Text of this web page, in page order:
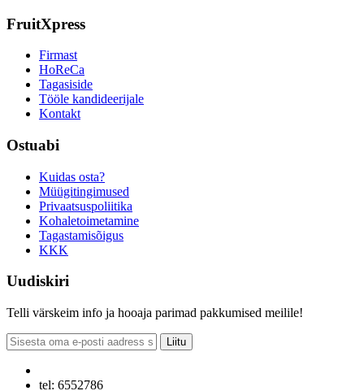
FruitXpress
Firmast
HoReCa
Tagasiside
Tööle kandideerijale
Kontakt
Ostuabi
Kuidas osta?
Müügitingimused
Privaatsuspoliitika
Kohaletoimetamine
Tagastamisõigus
KKK
Uudiskiri
Telli värskeim info ja hooaja parimad pakkumised meilile!
Liitu
tel: 6552786